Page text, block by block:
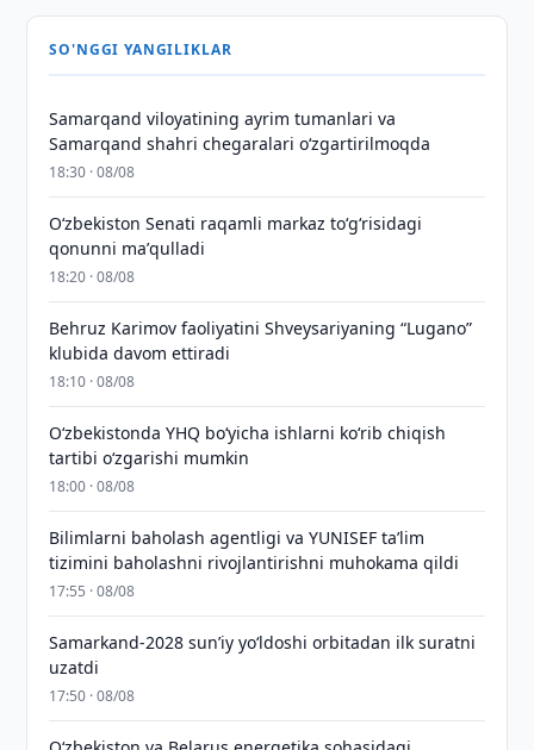
SO'NGGI YANGILIKLAR
Samarqand viloyatining ayrim tumanlari va
Samarqand shahri chegaralari oʻzgartirilmoqda
18:30 · 08/08
Oʻzbekiston Senati raqamli markaz toʻgʻrisidagi
qonunni maʼqulladi
18:20 · 08/08
Behruz Karimov faoliyatini Shveysariyaning “Lugano”
klubida davom ettiradi
18:10 · 08/08
O‘zbekistonda YHQ bo‘yicha ishlarni ko‘rib chiqish
tartibi o‘zgarishi mumkin
18:00 · 08/08
Bilimlarni baholash agentligi va YUNISEF taʼlim
tizimini baholashni rivojlantirishni muhokama qildi
17:55 · 08/08
Samarkand-2028 sunʼiy yo‘ldoshi orbitadan ilk suratni
uzatdi
17:50 · 08/08